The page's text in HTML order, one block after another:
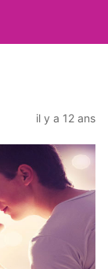
il y a 12 ans